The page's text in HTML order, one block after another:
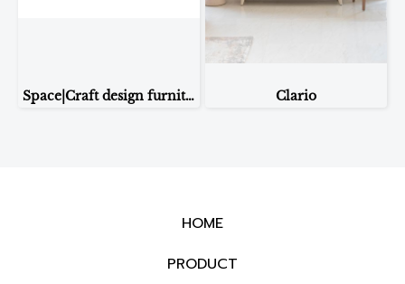
Space|Craft design furniture & living โต๊ะคอนโซล รุ่น 31705 Clario
HOME
PRODUCT